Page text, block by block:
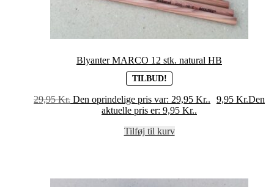
Blyanter MARCO 12 stk. natural HB
TILBUD!
29,95Kr. Den oprindelige pris var: 29,95 Kr.. 9,95 Kr.Den
aktuelle pris er: 9,95 Kr..
Tilføj til kurv